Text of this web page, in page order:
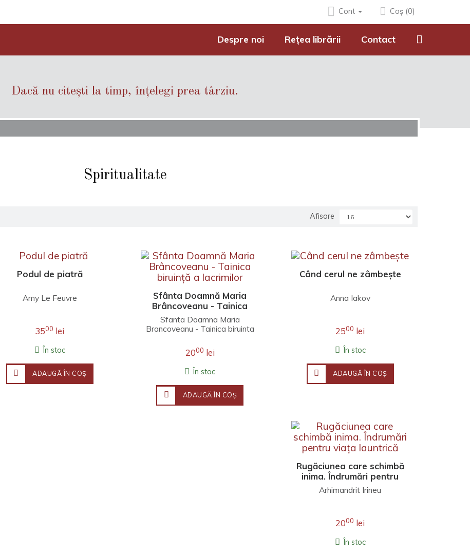
Cont Coș (0)
Despre noi Rețea librării Contact
Dacă nu citești la timp, înțelegi prea târziu.
Spiritualitate
Afisare
Podul de piatră
Amy Le Feuvre
3500 lei
În stoc
ADAUGĂ ÎN COŞ
Sfânta Doamnă Maria
Brâncoveanu - Tainica
biruință a lacrimilor
Sfanta Doamna Maria
Brancoveanu - Tainica biruinta
și dulcea mea Mamă..
2000 lei
În stoc
ADAUGĂ ÎN COŞ
Când cerul ne zâmbește
Anna Iakov
2500 lei
În stoc
ADAUGĂ ÎN COŞ
Rugăciunea care schimbă
inima. Îndrumări pentru
viața launtrică
Arhimandrit Irineu
2000 lei
În stoc